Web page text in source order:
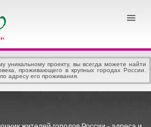
уникальному проекту, вы всегда можете найти
проживающего в крупных городах России.
адресу его проживания.